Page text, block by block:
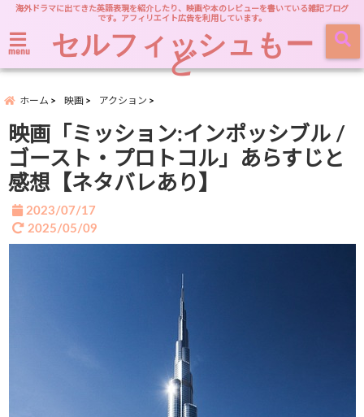
海外ドラマに出てきた英語表現を紹介したり、映画や本のレビューを書いている雑記ブログ
です。アフィリエイト広告を利用しています。
menu セルフィッシュもー
ど
ホーム 映画 アクション
映画「ミッション:インポッシブル /
ゴースト・プロトコル」あらすじと
感想【ネタバレあり】
2023/07/17
2025/05/09